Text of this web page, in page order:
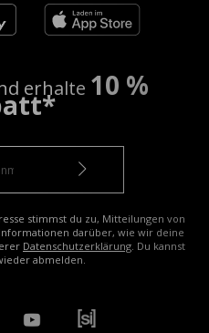
erhalte 10 %
stimmst du zu, Mitteilungen von
darüber, wie wir deine
Datenschutzerklärung. Du kannst
abmelden.